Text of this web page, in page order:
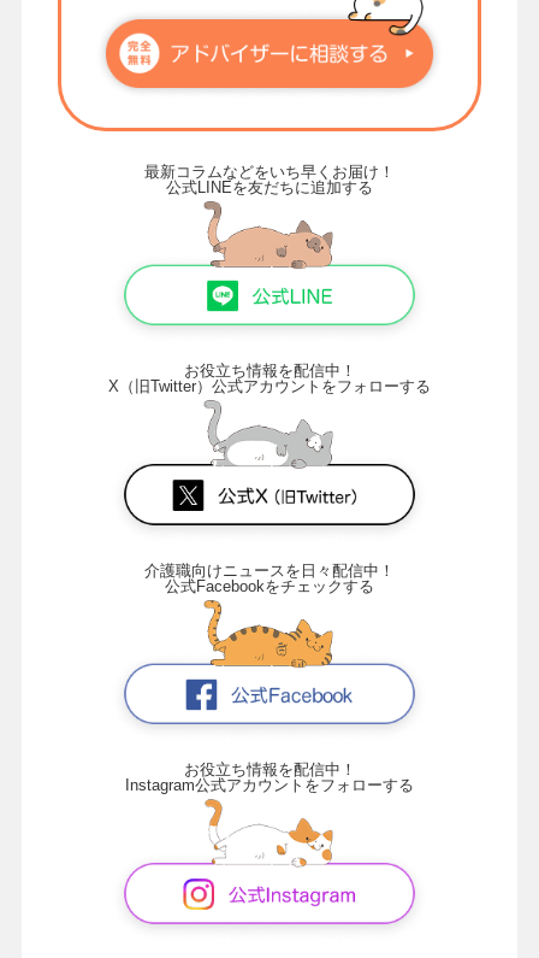
最新コラムなどをいち早くお届け！
公式LINEを友だちに追加する
お役立ち情報を配信中！
X（旧Twitter）公式アカウントをフォローする
介護職向けニュースを日々配信中！
公式Facebookをチェックする
お役立ち情報を配信中！
Instagram公式アカウントをフォローする